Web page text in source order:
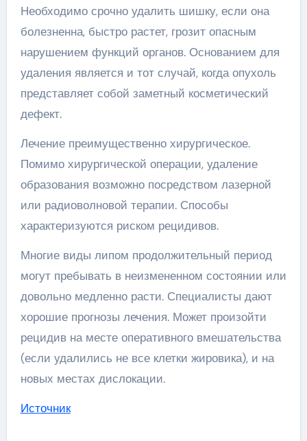
Необходимо срочно удалить шишку, если она
болезненна, быстро растет, грозит опасным
нарушением функций органов. Основанием для
удаления является и тот случай, когда опухоль
представляет собой заметный косметический
дефект.
Лечение преимущественно хирургическое.
Помимо хирургической операции, удаление
образования возможно посредством лазерной
или радиоволновой терапии. Способы
характеризуются риском рецидивов.
Многие виды липом продолжительный период
могут пребывать в неизмененном состоянии или
довольно медленно расти. Специалисты дают
хорошие прогнозы лечения. Может произойти
рецидив на месте оперативного вмешательства
(если удалились не все клетки жировика), и на
новых местах дислокации.
Источник